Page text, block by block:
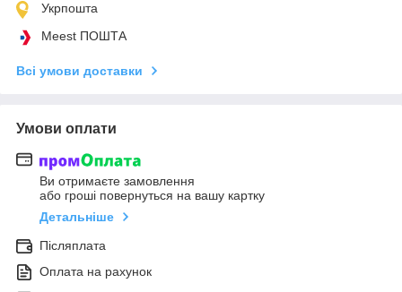
Укрпошта
Meest ПОШТА
Всі умови доставки
Умови оплати
Ви отримаєте замовлення
або гроші повернуться на вашу картку
Детальніше
Післяплата
Оплата на рахунок